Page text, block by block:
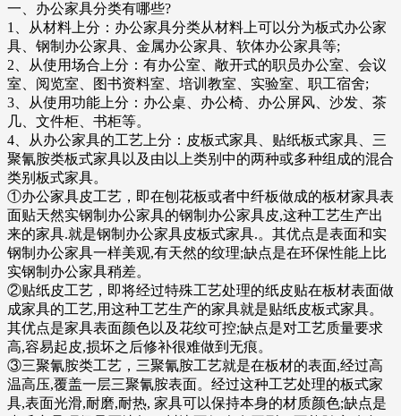
一、办公家具分类有哪些?
1、从材料上分：办公家具分类从材料上可以分为板式办公家
具、钢制办公家具、金属办公家具、软体办公家具等;
2、从使用场合上分：有办公室、敞开式的职员办公室、会议
室、阅览室、图书资料室、培训教室、实验室、职工宿舍;
3、从使用功能上分：办公桌、办公椅、办公屏风、沙发、茶
几、文件柜、书柜等。
4、从办公家具的工艺上分：皮板式家具、贴纸板式家具、三
聚氰胺类板式家具以及由以上类别中的两种或多种组成的混合
类别板式家具。
①办公家具皮工艺，即在刨花板或者中纤板做成的板材家具表
面贴天然实钢制办公家具的钢制办公家具皮,这种工艺生产出
来的家具.就是钢制办公家具皮板式家具.。其优点是表面和实
钢制办公家具一样美观,有天然的纹理;缺点是在环保性能上比
实钢制办公家具稍差。
②贴纸皮工艺，即将经过特殊工艺处理的纸皮贴在板材表面做
成家具的工艺,用这种工艺生产的家具就是贴纸皮板式家具。
其优点是家具表面颜色以及花纹可控;缺点是对工艺质量要求
高,容易起皮,损坏之后修补很难做到无痕。
③三聚氰胺类工艺，三聚氰胺工艺就是在板材的表面,经过高
温高压,覆盖一层三聚氰胺表面。经过这种工艺处理的板式家
具,表面光滑,耐磨,耐热, 家具可以保持本身的材质颜色;缺点是